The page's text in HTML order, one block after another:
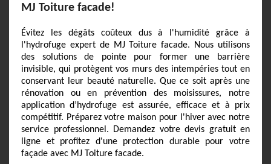
MJ Toiture facade!
Évitez les dégâts coûteux dus à l'humidité grâce à
l'hydrofuge expert de MJ Toiture facade. Nous utilisons
des solutions de pointe pour former une barrière
invisible, qui protègent vos murs des intempéries tout en
conservant leur beauté naturelle. Que ce soit après une
rénovation ou en prévention des moisissures, notre
application d’hydrofuge est assurée, efficace et à prix
compétitif. Préparez votre maison pour l'hiver avec notre
service professionnel. Demandez votre devis gratuit en
ligne et profitez d'une protection durable pour votre
façade avec MJ Toiture facade.